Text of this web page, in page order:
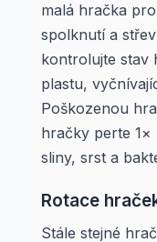
malá hračka
spolknutí a
kontrolujte stav
plastu,
Poškozenou
hračky perte
sliny, srst a
Rotace
Stále stejné